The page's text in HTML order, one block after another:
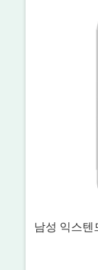
남성 익스텐